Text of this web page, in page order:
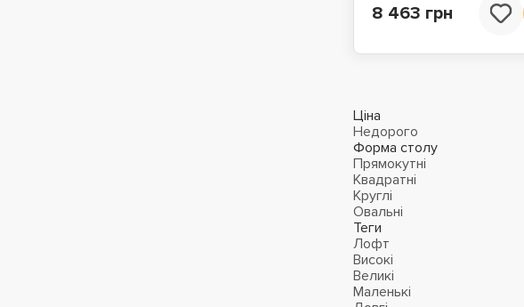
8 463 грн
Ціна
Недорого
Форма столу
Прямокутні
Квадратні
Круглі
Овальні
Теги
Лофт
Високі
Великі
Маленькі